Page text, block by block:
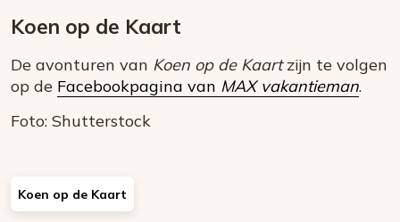
Koen op de Kaart
De avonturen van Koen op de Kaartzijn te volgen
op de Facebookpagina van MAX vakantieman.
Foto: Shutterstock
Koen op de Kaart